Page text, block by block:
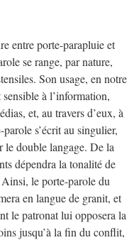
entre porte-parapluie et
se range, par nature,
Son usage, en notre
à l’information,
et, au travers d’eux, à
s’écrit au singulier,
le double langage. De la
dépendra la tonalité de
le porte-parole du
en langue de granit, et
le patronat lui opposera la
jusqu’à la fin du conflit,